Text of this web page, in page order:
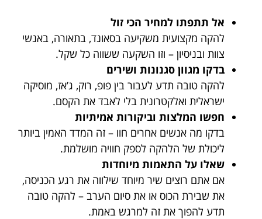
אל תתפתו למחיר הכי זול
להקה מקצועית משקיעה בסאונד, בתאורה, באנשי
צוות ובניסיון – וזו השקעה ששווה כל שקל.
בדקו מגוון סגנונות ושירים
להקה טובה תדע לעבור בין פופ, רוק, ג’אז, מוסיקה
ישראלית ואלקטרונית בלי לאבד את הקסם.
חפשו המלצות וביקורות אמיתיות
בדקו מה אנשים אחרים חוו – זה המדד האמין ביותר
ליכולת של הלהקה לספק חוויה מושלמת.
שאלו על התאמות מיוחדות
אם אתם רוצים שיר מיוחד שילווה את רגע הכניסה,
את שבירת הכוס או את סיום הערב – להקה טובה
תדע להפוך את זה למרגש באמת.